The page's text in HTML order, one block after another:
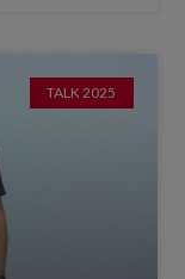
TALK 2025